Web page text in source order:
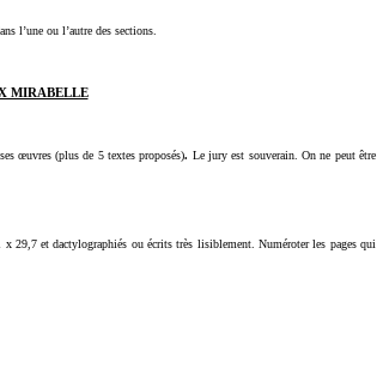
l’une ou l’autre des sections.
MIRABELLE
œuvres (plus de 5 textes proposés). Le jury est souverain. On ne peut être
29,7 et dactylographiés ou écrits très lisiblement. Numéroter les pages qui